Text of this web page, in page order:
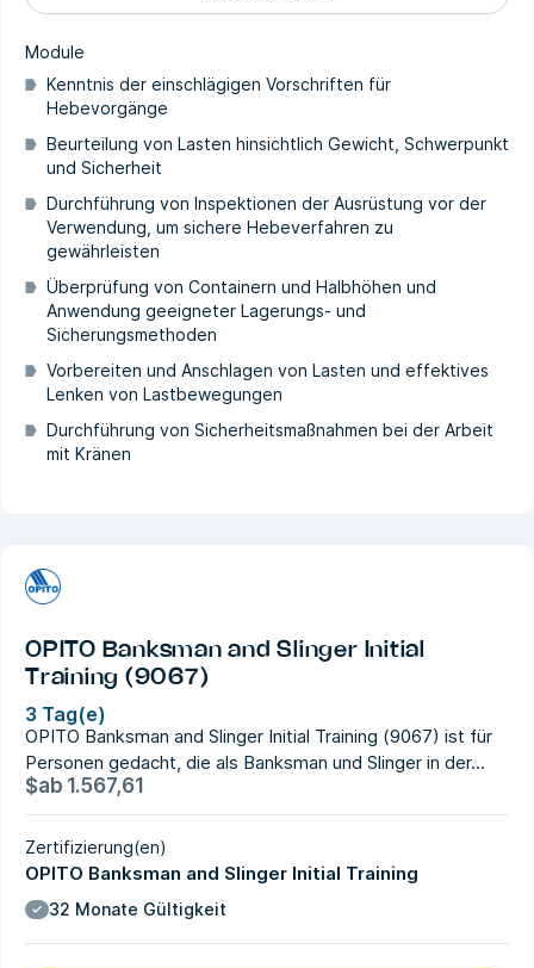
Module
Kenntnis der einschlägigen Vorschriften für
Hebevorgänge
Beurteilung von Lasten hinsichtlich Gewicht, Schwerpunkt
und Sicherheit
Durchführung von Inspektionen der Ausrüstung vor der
Verwendung, um sichere Hebeverfahren zu
gewährleisten
Überprüfung von Containern und Halbhöhen und
Anwendung geeigneter Lagerungs- und
Sicherungsmethoden
Vorbereiten und Anschlagen von Lasten und effektives
Lenken von Lastbewegungen
Durchführung von Sicherheitsmaßnahmen bei der Arbeit
mit Kränen
OPITO Banksman and Slinger Initial
Training (9067)
3 Tag(e)
OPITO Banksman and Slinger Initial Training (9067) ist für
Personen gedacht, die als Banksman und Slinger in der...
$ab 1.567,61
Zertifizierung(en)
OPITO Banksman and Slinger Initial Training
32 Monate Gültigkeit